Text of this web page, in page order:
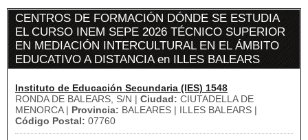
CENTROS DE FORMACIÓN DÓNDE SE ESTUDIA
EL CURSO INEM SEPE 2026 TÉCNICO SUPERIOR
EN MEDIACIÓN INTERCULTURAL EN EL ÁMBITO
EDUCATIVO A DISTANCIA en ILLES BALEARS
Instituto de Educación Secundaria (IES) 1548
RONDA DE BALEARS, S/N | Ciudad: CIUTADELLA DE
MENORCA | Provincia: BALEARES | ILLES BALEARS |
Código Postal: 07760